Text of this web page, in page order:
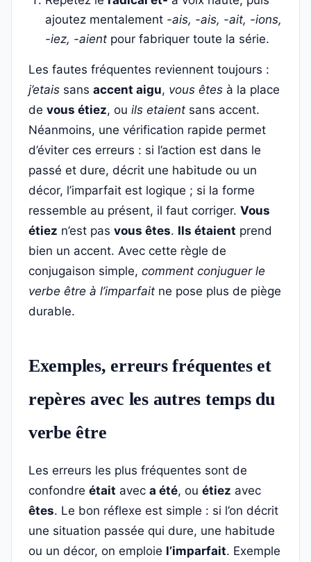
ajoutez mentalement -ais, -ais, -ait, -ions,
-iez, -aient pour fabriquer toute la série.
Les fautes fréquentes reviennent toujours :
j’etais sans accent aigu, vous êtes à la place
de vous étiez, ou ils etaient sans accent.
Néanmoins, une vérification rapide permet
d’éviter ces erreurs : si l’action est dans le
passé et dure, décrit une habitude ou un
décor, l’imparfait est logique ; si la forme
ressemble au présent, il faut corriger. Vous
étiez n’est pas vous êtes. Ils étaient prend
bien un accent. Avec cette règle de
conjugaison simple, comment conjuguer le
verbe être à l’imparfait ne pose plus de piège
durable.
Exemples, erreurs fréquentes et
repères avec les autres temps du
verbe être
Les erreurs les plus fréquentes sont de
confondre était avec a été, ou étiez avec
êtes. Le bon réflexe est simple : si l’on décrit
une situation passée qui dure, une habitude
ou un décor, on emploie l’imparfait. Exemple